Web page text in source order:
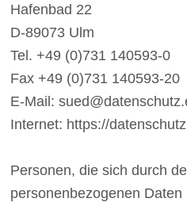
Hafenbad 22
D-89073 Ulm
Tel. +49 (0)731 140593-0
Fax +49 (0)731 140593-20
E-Mail:
Internet: https://
Personen, die sich durch
personenbezogenen Daten